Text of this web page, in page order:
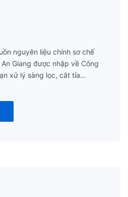
nguyên liệu chính sơ chế
Giang được nhập về Công
xử lý sàng lọc, cắt tỉa…